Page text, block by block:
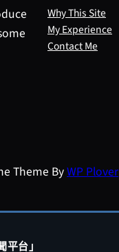
Why This Site
My Experience
Contact Me
Theme ByWP Plover
台」